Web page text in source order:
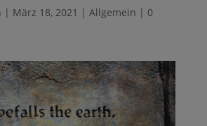
| März 18, 2021 | Allgemein | 0